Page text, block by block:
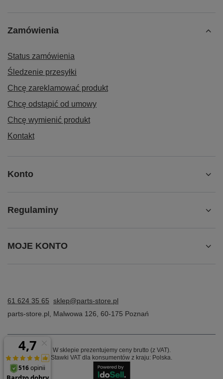
Zamówienia
Status zamówienia
Śledzenie przesyłki
Chcę zareklamować produkt
Chcę odstąpić od umowy
Chcę wymienić produkt
Kontakt
Konto
Regulaminy
MOJE KONTO
61 624 35 65 sklep@parts-store.pl
parts-store.pl
Malwowa 126 60-175 Poznań
W sklepie prezentujemy ceny brutto (z VAT).
Stawki VAT dla konsumentów z kraju: Polska.